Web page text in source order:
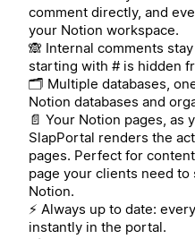
comment directly, and
your Notion workspace.
🙈 Internal comments
starting with # is hidden
🗂️ Multiple databases,
Notion databases and
📄 Your Notion pages, as
SlapPortal renders the
pages. Perfect for
page your clients need
Notion.
⚡ Always up to date:
instantly in the portal.